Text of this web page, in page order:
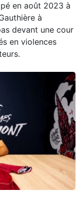
en août 2023 à
à
devant une cour
en violences